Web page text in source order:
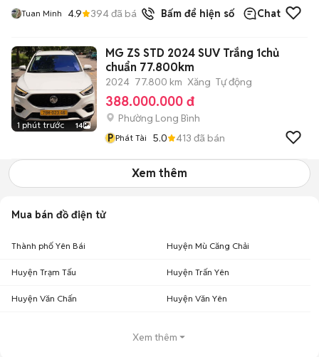
Tuan Minh 4.9 394đã bán Bấm để hiện số Chat
1 phút trước 14
MG ZS STD 2024 SUV Trắng 1chủ
chuẩn 77.800km
2024 77.800 km Xăng Tự động
388.000.000 đ
Phường Long Bình
P Phát Tài 5.0 413 đã bán
Xem thêm
Mua bán đồ điện tử
Thành phố Yên Bái Huyện Mù Căng Chải
Huyện Trạm Tấu Huyện Trấn Yên
Huyện Văn Chấn Huyện Văn Yên
Xem thêm